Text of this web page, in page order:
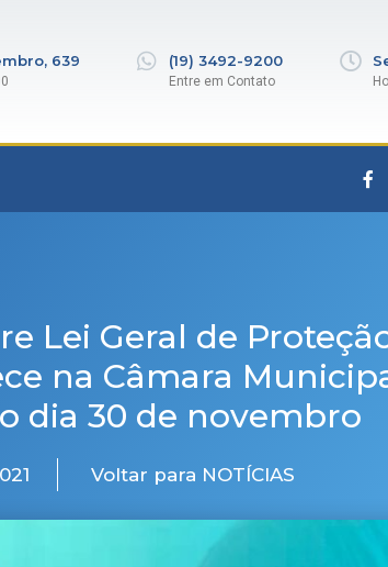
639 (19) 3492-9200
Entre em Contato
Lei Geral de
na Câmara
dia 30 de novembro
Voltar para NOTÍCIAS